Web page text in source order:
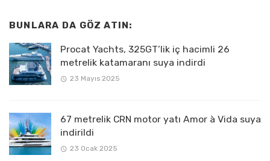
BUNLARA DA GÖZ ATIN:
Procat Yachts, 325GT’lik iç hacimli 26
metrelik katamaranı suya indirdi
23 Mayıs 2025
67 metrelik CRN motor yatı Amor à Vida suya
indirildi
23 Ocak 2025